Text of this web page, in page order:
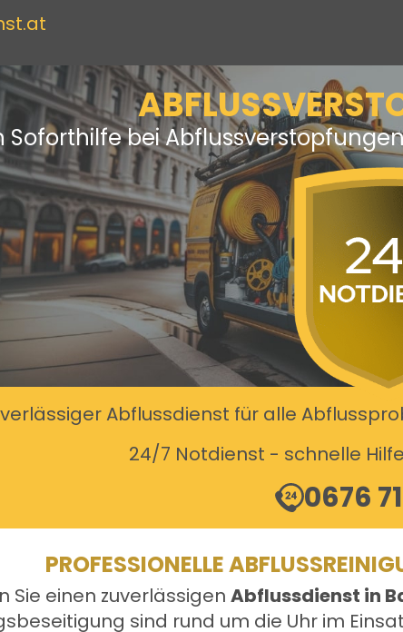
Soforthilfe bei
Abflussdienst für alle
24/7 Notdienst - schnelle
0676
PROFESSIONELLE
Sie einen zuverlässigen Abflussdienst in
sind rund um die Uhr im